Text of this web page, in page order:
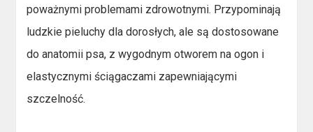
poważnymi problemami zdrowotnymi. Przypominają
ludzkie pieluchy dla dorosłych, ale są dostosowane
do anatomii psa, z wygodnym otworem na ogon i
elastycznymi ściągaczami zapewniającymi
szczelność.